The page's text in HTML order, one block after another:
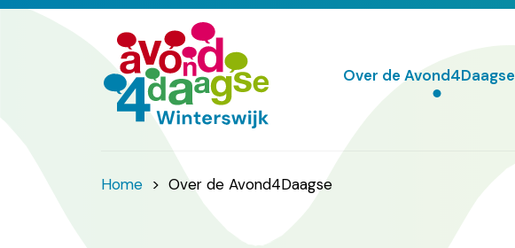
Over de Avond4Daagse
Home > Over de Avond4Daagse